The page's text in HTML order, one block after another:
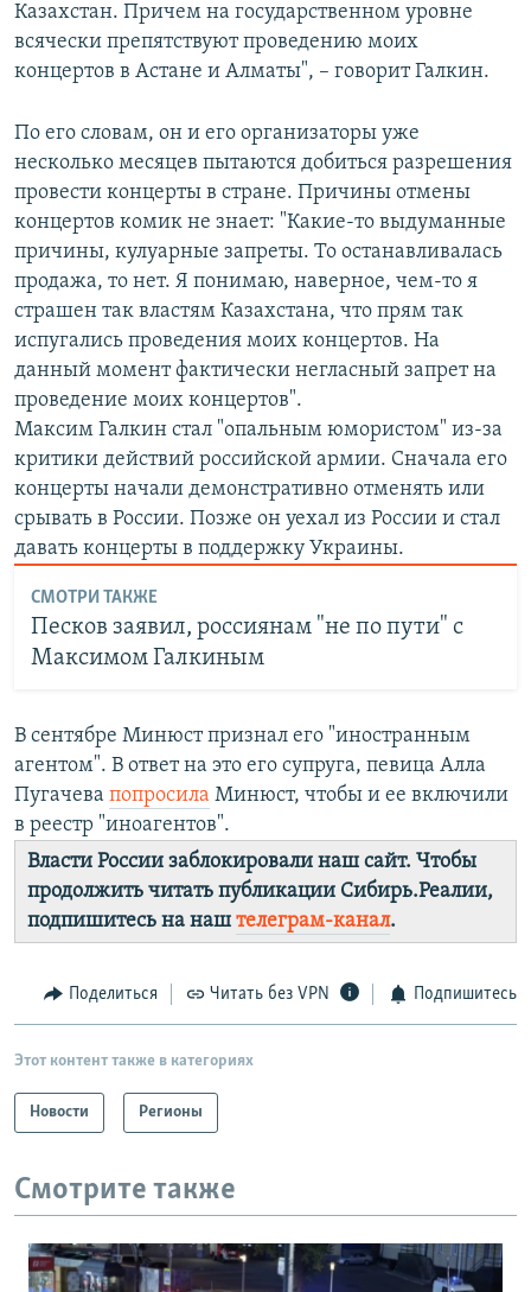
Казахстан. Причем на государственном уровне
всячески препятствуют проведению моих
концертов в Астане и Алматы", – говорит Галкин.
По его словам, он и его организаторы уже
несколько месяцев пытаются добиться разрешения
провести концерты в стране. Причины отмены
концертов комик не знает: "Какие-то выдуманные
причины, кулуарные запреты. То останавливалась
продажа, то нет. Я понимаю, наверное, чем-то я
страшен так властям Казахстана, что прям так
испугались проведения моих концертов. На
данный момент фактически негласный запрет на
проведение моих концертов".
Максим Галкин стал "опальным юмористом" из-за
критики действий российской армии. Сначала его
концерты начали демонстративно отменять или
срывать в России. Позже он уехал из России и стал
давать концерты в поддержку Украины.
СМОТРИ ТАКЖЕ
Песков заявил, россиянам "не по пути" с
Максимом Галкиным
В сентябре Минюст признал его "иностранным
агентом". В ответ на это его супруга, певица Алла
Пугачева попросила Минюст, чтобы и ее включили
в реестр "иноагентов".
Власти России заблокировали наш сайт. Чтобы
продолжить читать публикации Сибирь.Реалии,
подпишитесь на наш телеграм-канал.
Поделиться Читать без VPN Подпишитесь
Этот контент также в категориях
Новости Регионы
Смотрите также